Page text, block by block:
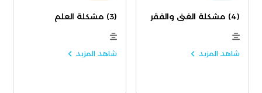
(4) مشكلة الغنى والفقر
شاهد المزيد
(3) مشكلة العلم
شاهد المزيد